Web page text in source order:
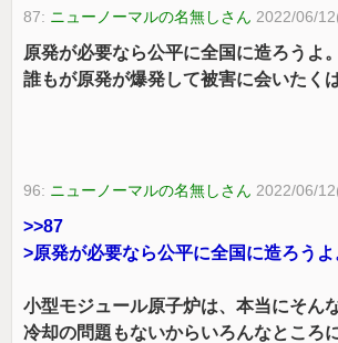
87: ニューノーマルの名無しさん 2022/06/
原発が必要なら公平に全国に造ろうよ。
誰もが原発が爆発して被害に会いたく
96: ニューノーマルの名無しさん 2022/06/
>>87
>原発が必要なら公平に全国に造ろうよ
小型モジュール原子炉は、本当にそん
冷却の問題もないからいろんなところ